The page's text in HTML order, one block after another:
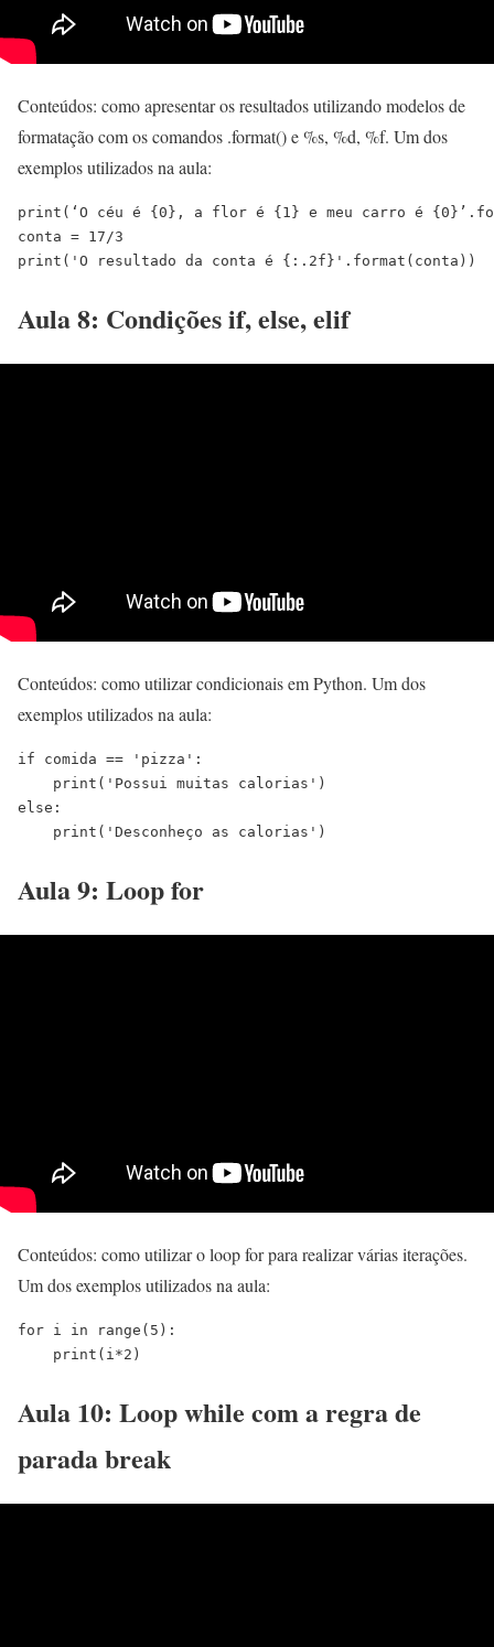
Conteúdos: como apresentar os resultados utilizando modelos de
formatação com os comandos .format() e %s, %d, %f. Um dos
exemplos utilizados na aula:
print(‘O céu é {0}, a flor é {1} e meu carro é
conta = 17/3
print('O resultado da conta é {:.2f}'.format(conta))
Aula 8: Condições if, else, elif
Conteúdos: como utilizar condicionais em Python. Um dos
exemplos utilizados na aula:
if comida == 'pizza':
print('Possui muitas calorias')
else:
print('Desconheço as calorias')
Aula 9: Loop for
Conteúdos: como utilizar o loop for para realizar várias iterações.
Um dos exemplos utilizados na aula:
for i in range(5):
    print(i*2)
Aula 10: Loop while com a regra de
parada break